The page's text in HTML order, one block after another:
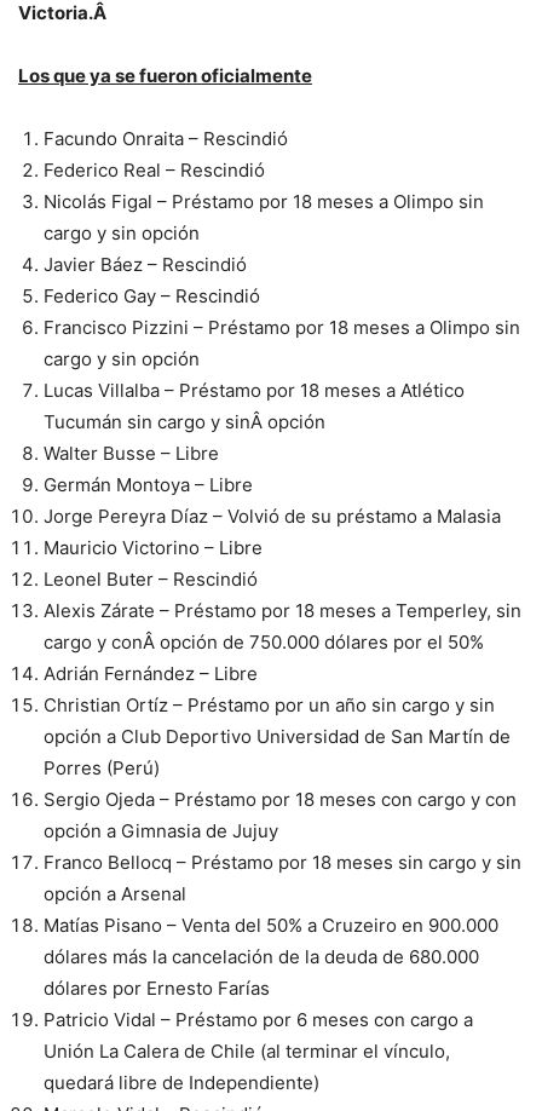
Victoria.Â
Los que ya se fueron oficialmente
Facundo Onraita – Rescindió
Federico Real – Rescindió
Nicolás Figal – Préstamo por 18 meses a Olimpo sin
cargo y sin opción
Javier Báez – Rescindió
Federico Gay – Rescindió
Francisco Pizzini – Préstamo por 18 meses a Olimpo sin
cargo y sin opción
Lucas Villalba – Préstamo por 18 meses a Atlético
Tucumán sin cargo y sinÂ opción
Walter Busse – Libre
Germán Montoya – Libre
Jorge Pereyra Díaz – Volvió de su préstamo a Malasia
Mauricio Victorino – Libre
Leonel Buter – Rescindió
Alexis Zárate – Préstamo por 18 meses a Temperley, sin
cargo y conÂ opción de 750.000 dólares por el 50%
Adrián Fernández – Libre
Christian Ortíz – Préstamo por un año sin cargo y sin
opción a Club Deportivo Universidad de San Martín de
Porres (Perú)
Sergio Ojeda – Préstamo por 18 meses con cargo y con
opción a Gimnasia de Jujuy
Franco Bellocq – Préstamo por 18 meses sin cargo y sin
opción a Arsenal
Matías Pisano – Venta del 50% a Cruzeiro en 900.000
dólares más la cancelación de la deuda de 680.000
dólares por Ernesto Farías
Patricio Vidal – Préstamo por 6 meses con cargo a
Unión La Calera de Chile (al terminar el vínculo,
quedará libre de Independiente)